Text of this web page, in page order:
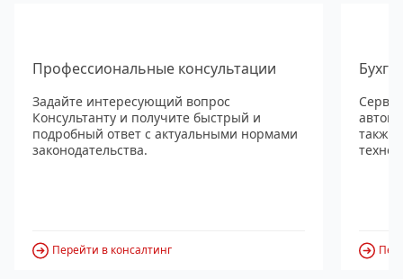
Профессиональные консультации
Задайте интересующий вопрос
Консультанту и получите быстрый и
подробный ответ с актуальными нормами
законодательства.
Перейти в консалтинг
также